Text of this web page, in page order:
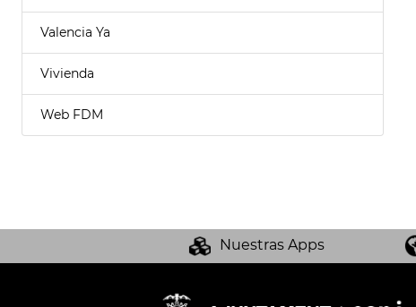
Valencia Ya
Vivienda
Web FDM
Nuestras Apps